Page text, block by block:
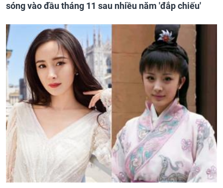
sóng vào đầu tháng 11 sau nhiều năm 'đắp chiếu'